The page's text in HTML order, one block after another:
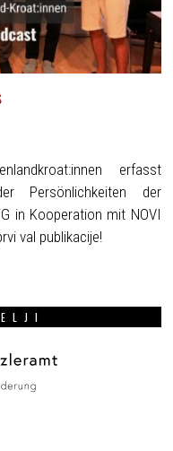
erfasst
Persönlichkeiten der
in Kooperation mit NOVI
val publikacije!